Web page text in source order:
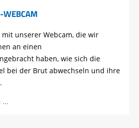
mit unserer Webcam, die wir
an einen
haben, wie sich die
bei der Brut abwechseln und ihre